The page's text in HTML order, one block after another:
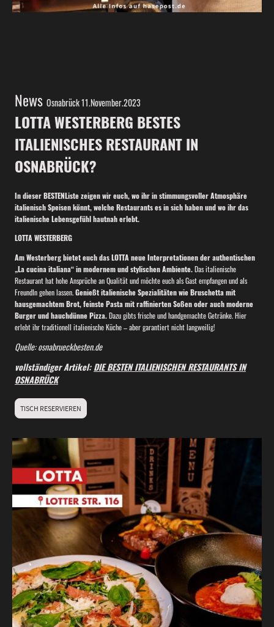
News Osnabrück 11.November.2023
LOTTA WESTERBERG BESTES
ITALIENISCHES RESTAURANT IN
OSNABRÜCK?
In dieser BESTENListe zeigen wir euch, wo ihr in stimmungsvoller Atmosphäre
italienisch Speisen könnt, welche Restaurants es in sich haben und wo ihr das
italienische Lebensgefühl hautnah erlebt.
LOTTA WESTERBERG
Am Westerberg bietet euch das LOTTA neue Interpretationen der authentischen
„La cucina italiana“ in modernem und stylischen Ambiente.Das italienische
Restaurant hat hohe Ansprüche an Qualität und möchte euch als Gast empfangen und als
FreundIn gehen lassen.Genießt italienische Spezialitäten wie Bruschetta mit
hausgemachtem Brot, feinste Pasta mit raffinierten Soßen oder auch moderne
Burger und hauchdünne Pizza.Dazu gibts frische und handgemachte Getränke. Hier
erlebt ihr traditionell italienische Küche – aber garantiert nicht langweilig!
Quelle: osnabrueckbesten.de
vollständiger Artikel:DIE BESTEN ITALIENISCHEN RESTAURANTS IN
OSNABRÜCK
TISCH RESERVIEREN